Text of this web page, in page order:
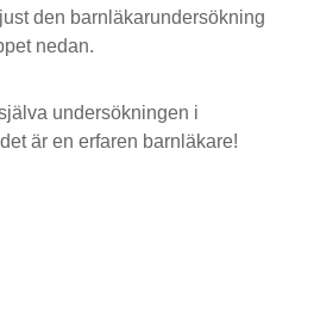
den barnläkarundersökning
nedan.
undersökningen i
är en erfaren barnläkare!